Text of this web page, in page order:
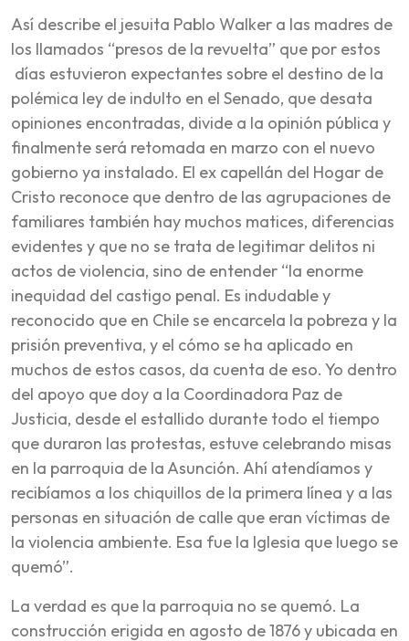
Así describe el jesuita Pablo Walker a las madres de
los llamados “presos de la revuelta” que por estos
días estuvieron expectantes sobre el destino de la
polémica ley de indulto en el Senado, que desata
opiniones encontradas, divide a la opinión pública y
finalmente será retomada en marzo con el nuevo
gobierno ya instalado. El ex capellán del Hogar de
Cristo reconoce que dentro de las agrupaciones de
familiares también hay muchos matices, diferencias
evidentes y que no se trata de legitimar delitos ni
actos de violencia, sino de entender “la enorme
inequidad del castigo penal. Es indudable y
reconocido que en Chile se encarcela la pobreza y la
prisión preventiva, y el cómo se ha aplicado en
muchos de estos casos, da cuenta de eso. Yo dentro
del apoyo que doy a la Coordinadora Paz de
Justicia, desde el estallido durante todo el tiempo
que duraron las protestas, estuve celebrando misas
en la parroquia de la Asunción. Ahí atendíamos y
recibíamos a los chiquillos de la primera línea y a las
personas en situación de calle que eran víctimas de
la violencia ambiente. Esa fue la Iglesia que luego se
quemó”.
La verdad es que la parroquia no se quemó. La
construcción erigida en agosto de 1876 y ubicada en